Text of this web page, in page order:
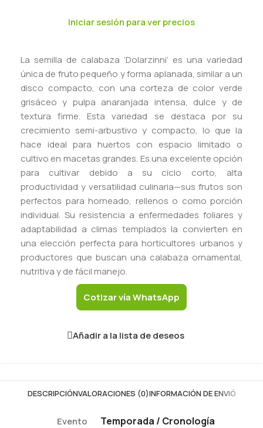
Iniciar sesión para ver precios
La semilla de calabaza ‘Dolarzinni’ es una variedad
única de fruto pequeño y forma aplanada, similar a un
disco compacto, con una corteza de color verde
grisáceo y pulpa anaranjada intensa, dulce y de
textura firme. Esta variedad se destaca por su
crecimiento semi-arbustivo y compacto, lo que la
hace ideal para huertos con espacio limitado o
cultivo en macetas grandes. Es una excelente opción
para cultivar debido a su ciclo corto, alta
productividad y versatilidad culinaria—sus frutos son
perfectos para horneado, rellenos o como porción
individual. Su resistencia a enfermedades foliares y
adaptabilidad a climas templados la convierten en
una elección perfecta para horticultores urbanos y
productores que buscan una calabaza ornamental,
nutritiva y de fácil manejo.
Cotizar vía WhatsApp
Añadir a la lista de deseos
DESCRIPCIÓNVALORACIONES (0)INFORMACIÓN DE ENVIÓ
Evento Temporada / Cronología